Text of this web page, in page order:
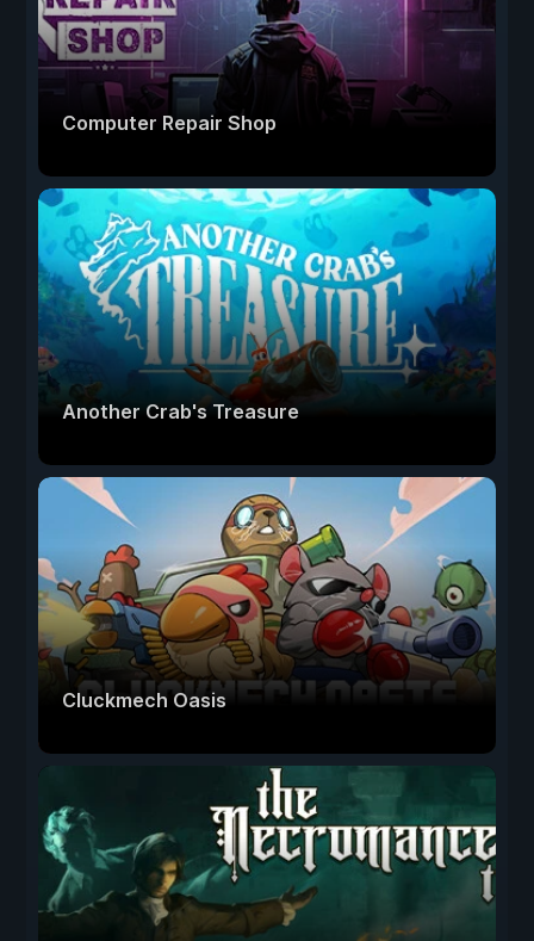
Computer Repair Shop
Another Crab's Treasure
Cluckmech Oasis